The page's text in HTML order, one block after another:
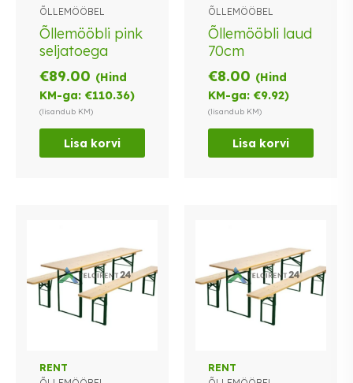
ÕLLEMÖÖBEL
Õllemööbli pink
seljatoega
€89.00 (Hind
KM-ga:€110.36)
(lisandub KM)
Lisa korvi
ÕLLEMÖÖBEL
Õllemööbli laud
70cm
€8.00 (Hind
KM-ga:€9.92)
(lisandub KM)
Lisa korvi
RENT
Sellel
RENT